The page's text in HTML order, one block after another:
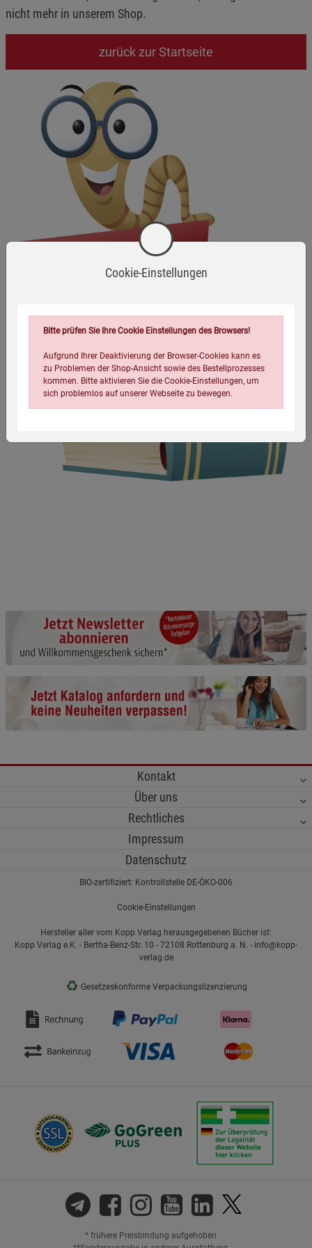
nicht mehr in unserem Shop.
zurück zur Startseite
Kontakt
Über uns
Rechtliches
Impressum
Datenschutz
BIO-zertifiziert: Kontrollstelle DE-ÖKO-006
Cookie-Einstellungen
Hersteller aller vom Kopp Verlag herausgegebenen Bücher ist:
Kopp Verlag e.K. - Bertha-Benz-Str. 10 - 72108 Rottenburg a. N. - info@kopp-
verlag.de
♻ Gesetzeskonforme Verpackungslizenzierung
* frühere Preisbindung aufgehoben
Cookie-Einstellungen
Bitte prüfen Sie Ihre Cookie Einstellungen des Browsers!
Aufgrund Ihrer Deaktivierung der Browser-Cookies kann es
zu Problemen der Shop-Ansicht sowie des Bestellprozesses
kommen. Bitte aktivieren Sie die Cookie-Einstellungen, um
sich problemlos auf unserer Webseite zu bewegen.
Beschreibung Notwendige Cookies
Cookie-Informationenanzeigen
Funktionale Cookies (1) Funktionale
Beschreibung Funktionale Cookies
anzeigen
Statistik Cookies (2) Statistik Cookies
Beschreibung Statistik Cookies
Cookie-Informationen
Marketing Cookies (3)
Datenschutzerklärung Impressum